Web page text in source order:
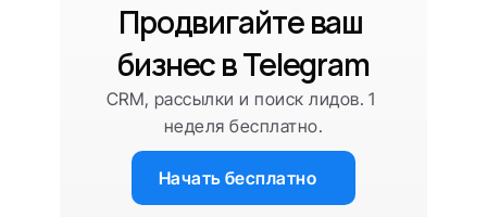
Продвигайте ваш
бизнес в Telegram
CRM, рассылки и поиск лидов. 1
неделя бесплатно.
Начать бесплатно